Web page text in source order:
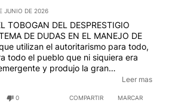
JUNIO DE 2026
TOBOGAN DEL DESPRESTIGIO
DE DUDAS EN EL MANEJO DE
utilizan el autoritarismo para todo,
todo el pueblo que ni siquiera era
y produjo la gran
poder financiero que creen estar
perdida dado que los bancos, sin
Leer mas
0 COMPARTIR
MARCAR